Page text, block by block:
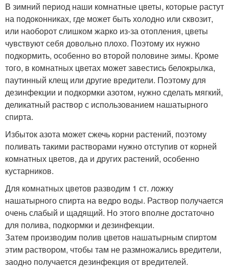
В зимний период наши комнатные цветы, которые растут
на подоконниках, где может быть холодно или сквозит,
или наоборот слишком жарко из-за отопления, цветы
чувствуют себя довольно плохо. Поэтому их нужно
подкормить, особенно во второй половине зимы. Кроме
того, в комнатных цветах может завестись белокрылка,
паутинный клещ или другие вредители. Поэтому для
дезинфекции и подкормки азотом, нужно сделать мягкий,
деликатный раствор с использованием нашатырного
спирта.
Избыток азота может сжечь корни растений, поэтому
поливать такими растворами нужно отступив от корней
комнатных цветов, да и других растений, особенно
кустарников.
Для комнатных цветов разводим 1 ст. ложку
нашатырного спирта на ведро воды. Раствор получается
очень слабый и щадящий. Но этого вполне достаточно
для полива, подкормки и дезинфекции.
Затем производим полив цветов нашатырным спиртом
этим раствором, чтобы там не размножались вредители,
заодно получается дезинфекция от вредителей.